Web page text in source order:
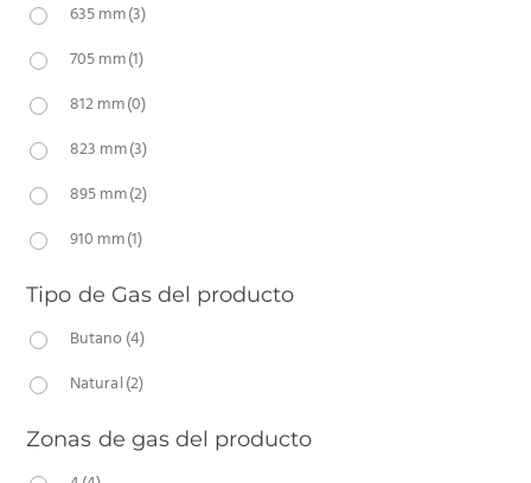
635 mm(3)
705 mm(1)
812 mm(0)
823 mm(3)
895 mm(2)
910 mm(1)
Tipo de Gas del producto
Butano(4)
Natural(2)
Zonas de gas del producto